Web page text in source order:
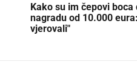
Kako su im čepovi boca
nagradu od 10.000
vjerovali"